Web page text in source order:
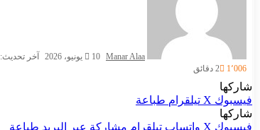
Manar Alaa 10 يونيو، 2026
آخر تحديث: 10 يونيو، 2026
1٬006
2 دقائق
شاركها
فيسبوك ‫X تيلقرام طباعة
شاركها
فيسبوك ‫X واتساب تيلقرام مشاركة عبر البريد طباعة